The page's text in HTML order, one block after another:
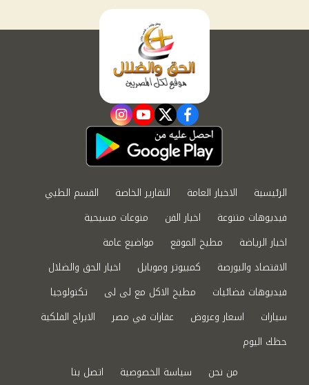
facebook
twitter
youtube
instagram
الرئيسية الاخبار العامة التقارير الخاصة
القسم الطبي
فيديوهات متنوعة
اخبار الفن
منوعات مسيحية
اخبار الرياضة
مطبخ الموقع
مواضيع عامة
الاقتصاد والبورصة
كمبيوتر وموبايل
اخبار الحق والضلال
فيديوهات فضائيات
مطبخ الاكل مع لى لى
تكنولوجيا
سيارات
اسعار وعروض عقارات في مصر
الابراج الفلكية
حظك اليوم
من نحن
سياسة الخصوصية اتصل بنا